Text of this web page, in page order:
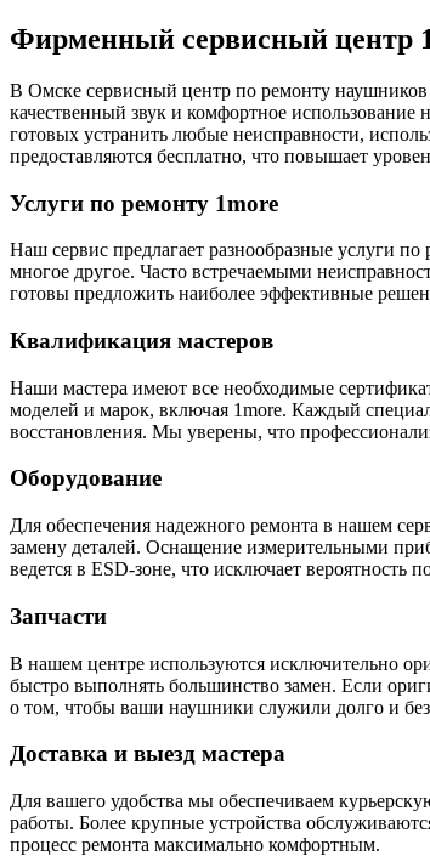
Фирменный сервисный центр
В Омске сервисный центр по ремонту наушников
качественный звук и комфортное
готовых устранить любые неисправности,
предоставляются бесплатно, что повышает
Услуги по ремонту 1more
Наш сервис предлагает разнообразные услуги
многое другое. Часто встречаемыми
готовы предложить наиболее эффективные
Квалификация мастеров
Наши мастера имеют все необходимые
моделей и марок, включая 1more. Каждый
восстановления. Мы уверены, что
Оборудование
Для обеспечения надежного ремонта в нашем
замену деталей. Оснащение измерительными
ведется в ESD-зоне, что исключает вероятность
Запчасти
В нашем центре используются исключительно
быстро выполнять большинство замен. Если
о том, чтобы ваши наушники служили долго и без
Доставка и выезд мастера
Для вашего удобства мы обеспечиваем
работы. Более крупные устройства
процесс ремонта максимально комфортным.